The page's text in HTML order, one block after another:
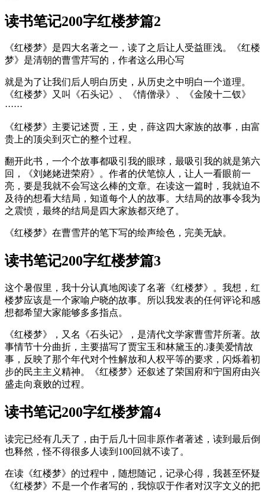
读书笔记200字红楼梦篇2
《红楼梦》是四大名著之一，读了之后让人受益匪浅。《红楼
梦》是清朝的曹雪芹写的，作者这么用心写
就是为了让我们后人明白历史，从历史之中明白一个道理。
《红楼梦》又叫《石头记》、《情僧录》、《金陵十二钗》
······
《红楼梦》主要记述贾，王，史，薛这四大家族的故事，由富
贵上的顶尖到灭亡的整个过程。
翻开此书，一个个故事都吸引我的眼球，最吸引我的就是第六
回，《刘姥姥进荣府》。作者的伏笔惊人，让人一看眼前一
亮，要是我就不会写这么棒的文章。在读这一篇时，我就迫不
及待的想看大结局，知道每个人的故事。大结局的故事令我为
之震愤，最终的结局是四大家族都灭绝了。
《红楼梦》在曹雪芹的笔下写的绘声绘色，完美无缺。
读书笔记200字红楼梦篇3
这个暑假里，我十分认真地阅读了名著《红楼梦》。我想，红
楼梦应该是一个家喻户晓的故事。所以我发表的任何评论和感
想都希望大家能够多多指点。
《红楼梦》，又名《石头记》，是清代文学家曹雪芹所著。故
事情节十分曲折，主要描写了贾宝玉和林黛玉的.凄美爱情故
事，反映了那个年代对个性解放和人权平等的要求，闪烁着初
步的民主主义精神。《红楼梦》还叙述了荣国府和宁国府由兴
盛走向衰败的过程。
读书笔记200字红楼梦篇4
读完已经有几天了，由于后几十回非原作者著述，读到最后倒
也释然，怪不得很多人读到100回就不读了。
在读《红楼梦》的过程中，随想随记，记录心得，我甚至怀疑
《红楼梦》不是一个作者写的，我惊叹于作者对汉字文义的把